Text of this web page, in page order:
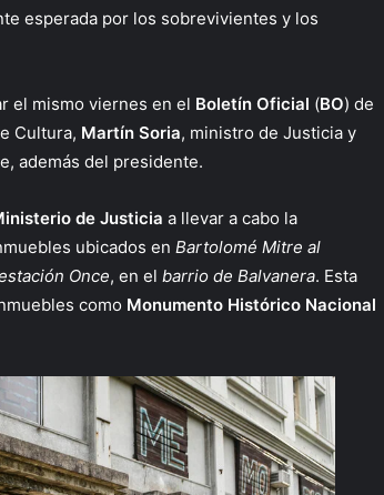
esperada por los sobrevivientes y los
el mismo viernes en el Boletín Oficial (BO) de
Cultura, Martín Soria, ministro de Justicia y
además del presidente.
de Justicia a llevar a cabo la
ubicados en Bartolomé Mitre al
Once, en el barrio de Balvanera. Esta
como Monumento Histórico Nacional